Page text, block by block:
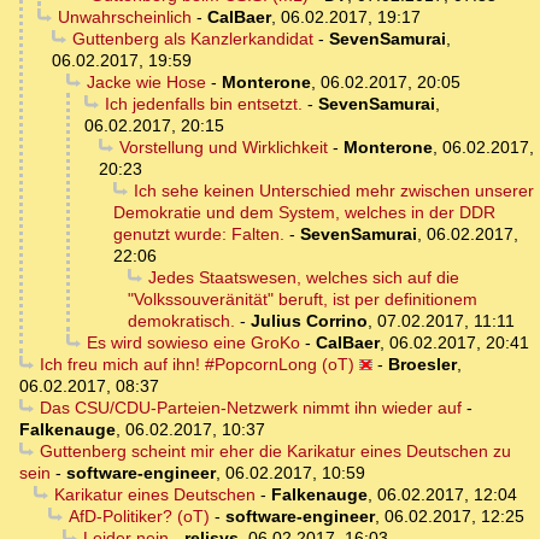
Unwahrscheinlich - CalBaer, 06.02.2017, 19:17
Guttenberg als Kanzlerkandidat- SevenSamurai,
06.02.2017, 19:59
Jacke wie Hose- Monterone, 06.02.2017, 20:05
Ich jedenfalls bin entsetzt. - SevenSamurai,
06.02.2017, 20:15
Vorstellung und Wirklichkeit- Monterone, 06.02.2017,
20:23
Ich sehe keinen Unterschied mehr zwischen unserer
Demokratie und dem System, welches in der DDR
genutzt wurde: Falten. - SevenSamurai, 06.02.2017,
22:06
Jedes Staatswesen, welches sich auf die
"Volkssouveränität" beruft, ist per definitionem
demokratisch. - Julius Corrino, 07.02.2017, 11:11
Es wird sowieso eine GroKo- CalBaer, 06.02.2017, 20:41
Ich freu mich auf ihn! #PopcornLong (oT)
- Broesler,
06.02.2017, 08:37
Das CSU/CDU-Parteien-Netzwerk nimmt ihn wieder auf-
Falkenauge, 06.02.2017, 10:37
Guttenberg scheint mir eher die Karikatur eines Deutschen zu
sein - software-engineer, 06.02.2017, 10:59
Karikatur eines Deutschen - Falkenauge, 06.02.2017, 12:04
AfD-Politiker? (oT) - software-engineer, 06.02.2017, 12:25